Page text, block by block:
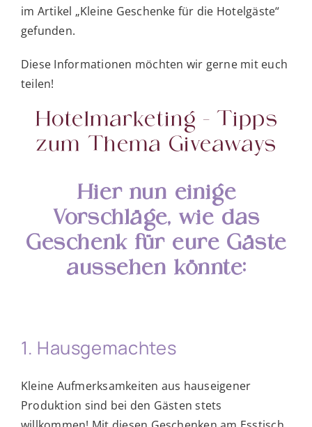
im Artikel „Kleine Geschenke für die Hotelgäste“
gefunden.
Diese Informationen möchten wir gerne mit euch
teilen!
Hotelmarketing – Tipps
zum Thema Giveaways
Hier nun einige
Vorschläge, wie das
Geschenk für eure Gäste
aussehen könnte:
1. Hausgemachtes
Kleine Aufmerksamkeiten aus hauseigener
Produktion sind bei den Gästen stets